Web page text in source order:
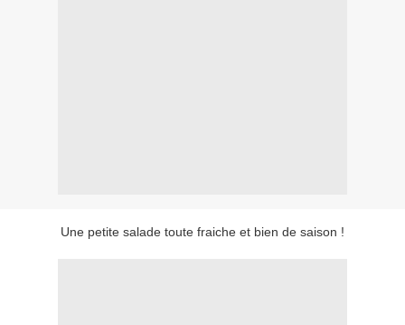
Une petite salade toute fraiche et bien de saison !